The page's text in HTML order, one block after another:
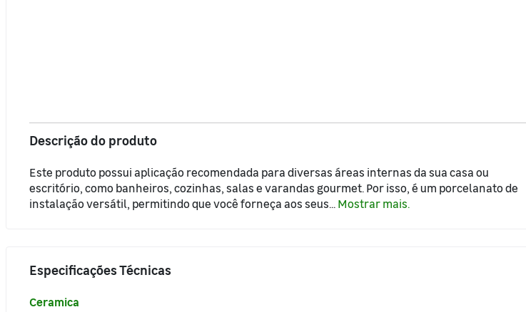
Pinturas e Acessórios
Organização da Casa
Descrição do produto
Este produto possui aplicação recomendada para diversas áreas internas da sua casa ou
escritório, como banheiros, cozinhas, salas e varandas gourmet. Por isso, é um porcelanato de
instalação versátil, permitindo que você forneça aos seus... Mostrar mais.
Especificações Técnicas
Ceramica